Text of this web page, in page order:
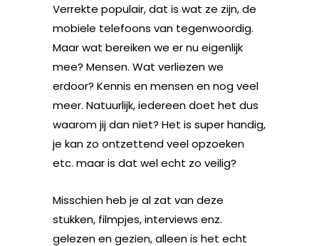
Verrekte populair, dat is wat ze zijn, de
mobiele telefoons van tegenwoordig.
Maar wat bereiken we er nu eigenlijk
mee? Mensen. Wat verliezen we
erdoor? Kennis en mensen en nog veel
meer. Natuurlijk, iedereen doet het dus
waarom jij dan niet? Het is super handig,
je kan zo ontzettend veel opzoeken
etc. maar is dat wel echt zo veilig?
Misschien heb je al zat van deze
stukken, filmpjes, interviews enz.
gelezen en gezien, alleen is het echt